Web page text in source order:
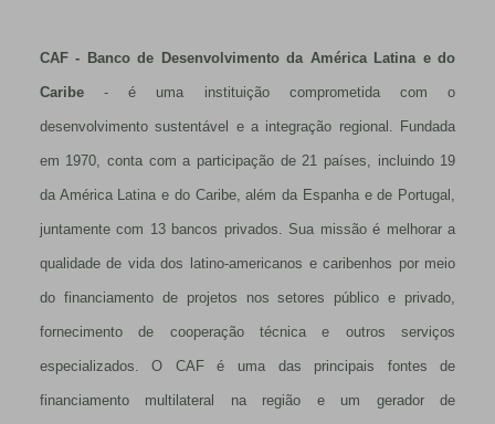
CAF - Banco de Desenvolvimento da América Latina e do
Caribe- é uma instituição comprometida com o
desenvolvimento sustentável e a integração regional. Fundada
em 1970, conta com a participação de 21 países, incluindo 19
da América Latina e do Caribe, além da Espanha e de Portugal,
juntamente com 13 bancos privados. Sua missão é melhorar a
qualidade de vida dos latino-americanos e caribenhos por meio
do financiamento de projetos nos setores público e privado,
fornecimento de cooperação técnica e outros serviços
especializados. O CAF é uma das principais fontes de
financiamento multilateral na região e um gerador de